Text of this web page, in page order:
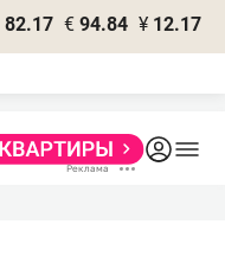
82.17 € 94.84 ¥ 12.17